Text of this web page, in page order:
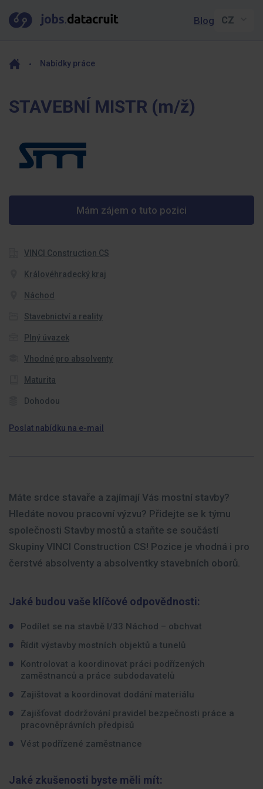
Blog
Nabídky práce
STAVEBNÍ MISTR (m/ž)
Mám zájem o tuto pozici
VINCI Construction CS
Královéhradecký kraj
Náchod
Stavebnictví a reality
Plný úvazek
Vhodné pro absolventy
Maturita
Dohodou
Poslat nabídku na e-mail
Máte srdce stavaře a zajímají Vás mostní stavby?
Hledáte novou pracovní výzvu? Přidejte se k týmu
společnosti Stavby mostů a staňte se součástí
Skupiny VINCI Construction CS! Pozice je vhodná i pro
čerstvé absolventy a absolventky stavebních oborů.
Jaké budou vaše klíčové odpovědnosti:
Podílet se na stavbě I/33 Náchod – obchvat
Řídit výstavby mostních objektů a tunelů
Kontrolovat a koordinovat práci podřízených
zaměstnanců a práce subdodavatelů
Zajištovat a koordinovat dodání materiálu
Zajišťovat dodržování pravidel bezpečnosti práce a
pracovněprávních předpisů
Vést podřízené zaměstnance
Jaké zkušenosti byste měli mít: